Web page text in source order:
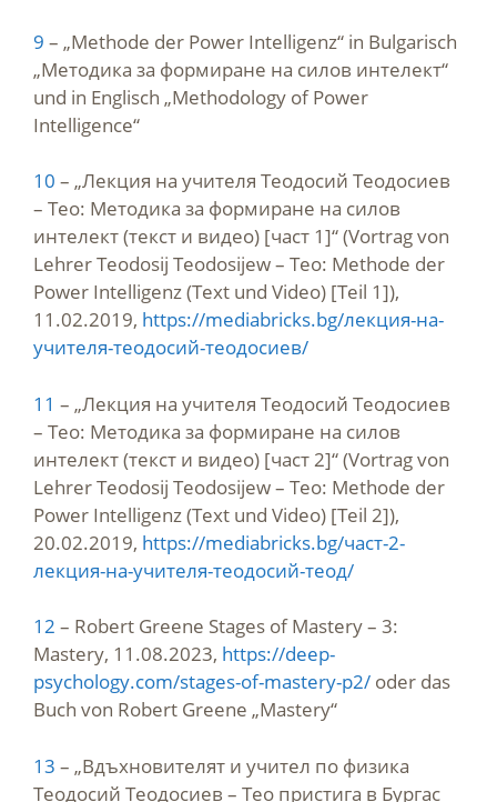
9 – „Methode der Power Intelligenz“ in Bulgarisch
„Методика за формиране на силов интелект“
und in Englisch „Methodology of Power
Intelligence“
10 – „Лекция на учителя Теодосий Теодосиев
– Тео: Методика за формиране на силов
интелект (текст и видео) [част 1]“ (Vortrag von
Lehrer Teodosij Teodosijew – Teo: Methode der
Power Intelligenz (Text und Video) [Teil 1]),
11.02.2019, https://mediabricks.bg/лекция-на-
учителя-теодосий-теодосиев/
11 – „Лекция на учителя Теодосий Теодосиев
– Тео: Методика за формиране на силов
интелект (текст и видео) [част 2]“ (Vortrag von
Lehrer Teodosij Teodosijew – Teo: Methode der
Power Intelligenz (Text und Video) [Teil 2]),
20.02.2019, https://mediabricks.bg/част-2-
лекция-на-учителя-теодосий-теод/
12 – Robert Greene Stages of Mastery – 3:
Mastery, 11.08.2023, https://deep-
psychology.com/stages-of-mastery-p2/ oder das
Buch von Robert Greene „Mastery“
13 – „Вдъхновителят и учител по физика
Теодосий Теодосиев – Тео пристига в Бургас